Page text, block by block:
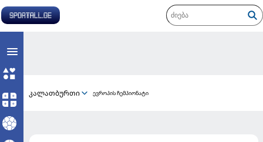
კალათბურთი ევროპის ჩემპიონატი